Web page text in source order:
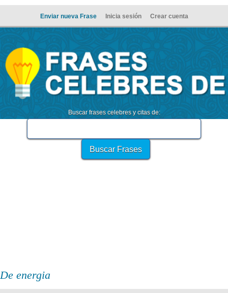
Enviar nueva Frase Inicia sesión Crear cuenta
Buscar frases celebres y citas de:
De energia